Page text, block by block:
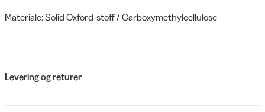
Materiale: Solid Oxford-stoff / Carboxymethylcellulose
Levering og returer